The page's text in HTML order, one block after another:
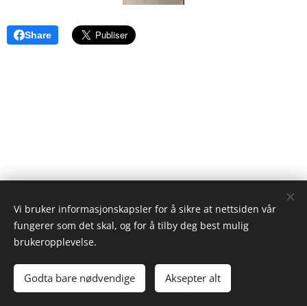
Share
NORDBYGDA UNGDOMSLAG
Informasjonskapsler
Vi bruker informasjonskapsler for å sikre at nettsiden vår
fungerer som det skal, og for å tilby deg best mulig
brukeropplevelse.
Godta bare nødvendige Aksepter alt